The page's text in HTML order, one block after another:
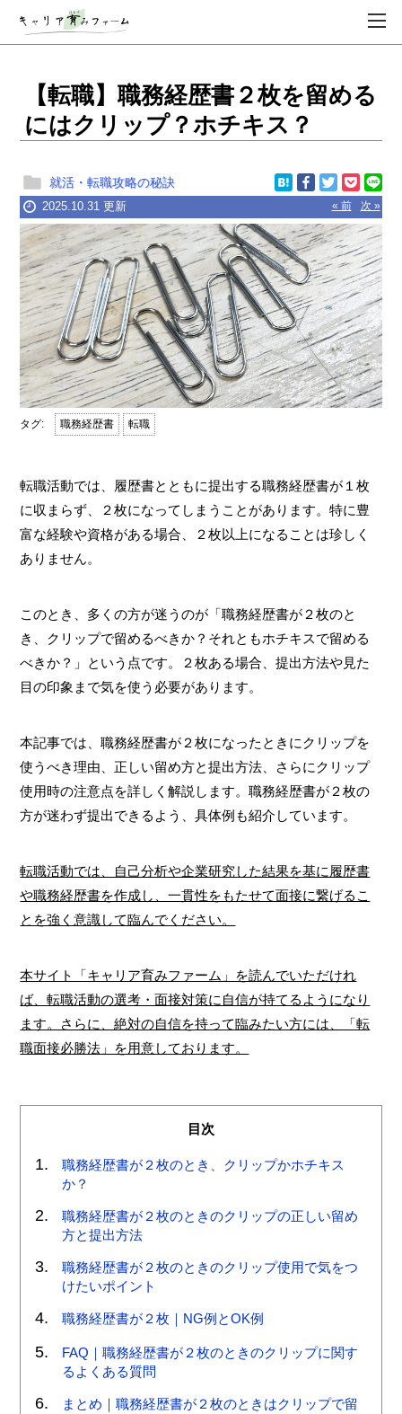
【転職】職務経歴書２枚を留める
にはクリップ？ホチキス？
就活・転職攻略の秘訣
2025.10.31 更新 次 »
« 前
職務経歴書 転職
転職活動では、履歴書とともに提出する職務経歴書が１枚
に収まらず、２枚になってしまうことがあります。特に豊
富な経験や資格がある場合、２枚以上になることは珍しく
ありません。
このとき、多くの方が迷うのが「職務経歴書が２枚のと
き、クリップで留めるべきか？それともホチキスで留める
べきか？」という点です。２枚ある場合、提出方法や見た
目の印象まで気を使う必要があります。
本記事では、職務経歴書が２枚になったときにクリップを
使うべき理由、正しい留め方と提出方法、さらにクリップ
使用時の注意点を詳しく解説します。職務経歴書が２枚の
方が迷わず提出できるよう、具体例も紹介しています。
転職活動では、自己分析や企業研究した結果を基に履歴書
や職務経歴書を作成し、一貫性をもたせて面接に繋げるこ
とを強く意識して臨んでください。
本サイト「キャリア育みファーム」を読んでいただけれ
ば、転職活動の選考・面接対策に自信が持てるようになり
ます。さらに、絶対の自信を持って臨みたい方には、「転
職面接必勝法」を用意しております。
目次
職務経歴書が２枚のとき、クリップかホチキス
か？
職務経歴書が２枚のときのクリップの正しい留め
方と提出方法
職務経歴書が２枚のときのクリップ使用で気をつ
けたいポイント
職務経歴書が２枚｜NG例とOK例
FAQ｜職務経歴書が２枚のときのクリップに関す
るよくある質問
まとめ｜職務経歴書が２枚のときはクリップで留